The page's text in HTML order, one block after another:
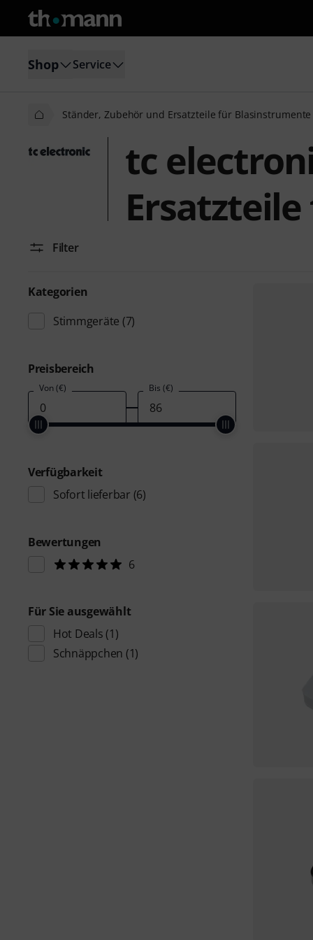
Shop Service
Ständer, Zubehör und Ersatzteile für Blasinstrumente
tc
Filter
Kategorien
Stimmgeräte (7)
Preisbereich
Von (€) Bis (€)
Verfügbarkeit
Sofort lieferbar (6)
Bewertungen
6
Für Sie ausgewählt
Hot Deals (1)
Schnäppchen (1)